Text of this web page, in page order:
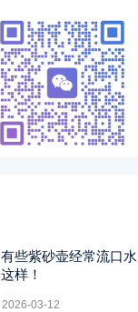
有些紫砂壶经常流口
这样！
2026-03-12